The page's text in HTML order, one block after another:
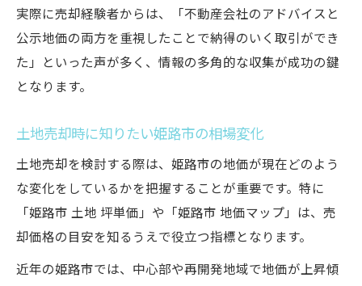
実際に売却経験者からは、「不動産会社のアドバイスと
公示地価の両方を重視したことで納得のいく取引ができ
た」といった声が多く、情報の多角的な収集が成功の鍵
となります。
土地売却時に知りたい姫路市の相場変化
土地売却を検討する際は、姫路市の地価が現在どのよう
な変化をしているかを把握することが重要です。特に
「姫路市 土地 坪単価」や「姫路市 地価マップ」は、売
却価格の目安を知るうえで役立つ指標となります。
近年の姫路市では、中心部や再開発地域で地価が上昇傾